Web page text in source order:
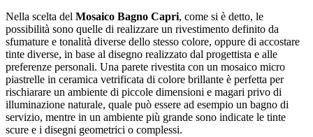
Nella scelta del Mosaico Bagno Capri, come si è detto, le
possibilità sono quelle di realizzare un rivestimento definito da
sfumature e tonalità diverse dello stesso colore, oppure di accostare
tinte diverse, in base al disegno realizzato dal progettista e alle
preferenze personali. Una parete rivestita con un mosaico micro
piastrelle in ceramica vetrificata di colore brillante è perfetta per
rischiarare un ambiente di piccole dimensioni e magari privo di
illuminazione naturale, quale può essere ad esempio un bagno di
servizio, mentre in un ambiente più grande sono indicate le tinte
scure e i disegni geometrici o complessi.